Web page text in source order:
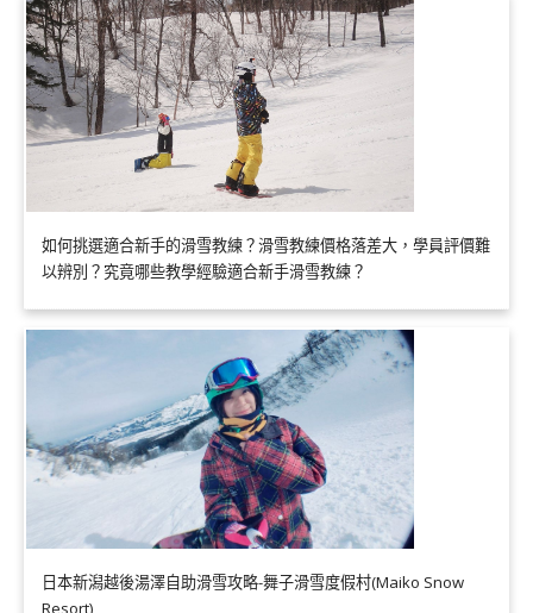
如何挑選適合新手的滑雪教練？滑雪教練價格落差大，學員評價難
以辨別？究竟哪些教學經驗適合新手滑雪教練？
日本新潟越後湯澤自助滑雪攻略-舞子滑雪度假村(Maiko Snow
Resort)